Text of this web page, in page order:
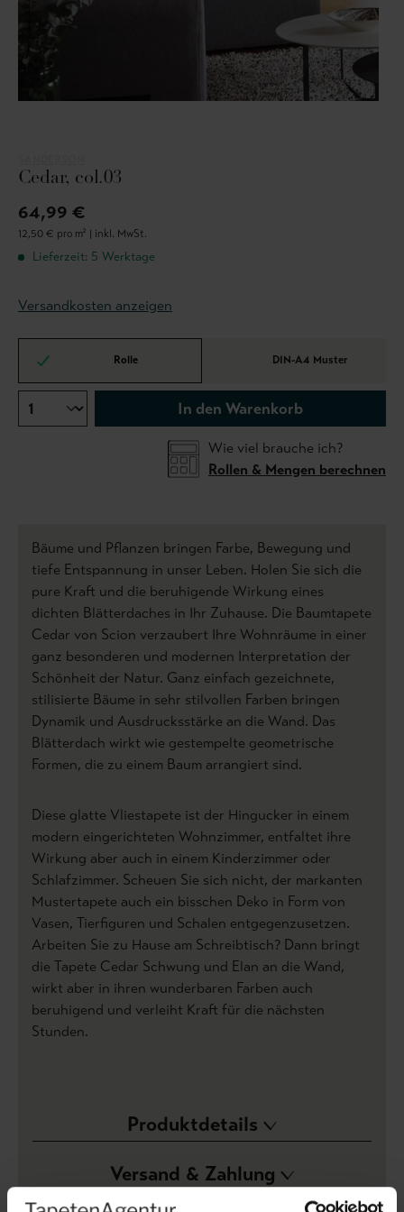
Cedar, col.03
64,99 €
12,50 € pro m² | inkl. MwSt.
Lieferzeit: 5 Werktage
Versandkosten anzeigen
Rolle DIN-A4 Muster
In den Warenkorb
Wie viel brauche ich?
Rollen & Mengen berechnen
Bäume und Pflanzen bringen Farbe, Bewegung und
tiefe Entspannung in unser Leben. Holen Sie sich die
pure Kraft und die beruhigende Wirkung eines
dichten Blätterdaches in Ihr Zuhause. Die Baumtapete
Cedar von Scion verzaubert Ihre Wohnräume in einer
ganz besonderen und modernen Interpretation der
Schönheit der Natur. Ganz einfach gezeichnete,
stilisierte Bäume in sehr stilvollen Farben bringen
Dynamik und Ausdrucksstärke an die Wand. Das
Blätterdach wirkt wie gestempelte geometrische
Formen, die zu einem Baum arrangiert sind.
Diese glatte Vliestapete ist der Hingucker in einem
modern eingerichteten Wohnzimmer, entfaltet ihre
Wirkung aber auch in einem Kinderzimmer oder
Schlafzimmer. Scheuen Sie sich nicht, der markanten
Mustertapete auch ein bisschen Deko in Form von
Vasen, Tierfiguren und Schalen entgegenzusetzen.
Arbeiten Sie zu Hause am Schreibtisch? Dann bringt
die Tapete Cedar Schwung und Elan an die Wand,
wirkt aber in ihren wunderbaren Farben auch
beruhigend und verleiht Kraft für die nächsten
Stunden.
Produktdetails
Versand & Zahlung